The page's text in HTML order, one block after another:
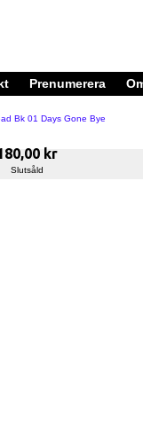
Prenumerera
kr
Slutsåld